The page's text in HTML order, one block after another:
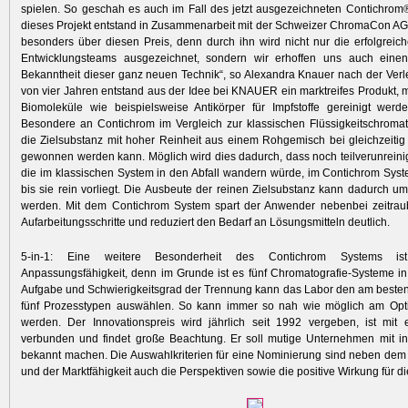
spielen. So geschah es auch im Fall des jetzt ausgezeichneten
dieses Projekt entstand in Zusammenarbeit mit der Schweizer ChromaCon
besonders über diesen Preis, denn durch ihn wird nicht nur die
Entwicklungsteams ausgezeichnet, sondern wir erhoffen uns auch
Bekanntheit dieser ganz neuen Technik“, so Alexandra Knauer nach der
von vier Jahren entstand aus der Idee bei KNAUER ein marktreifes Produkt,
Biomoleküle wie beispielsweise Antikörper für Impfstoffe gereinigt
Besondere an Contichrom im Vergleich zur klassischen
die Zielsubstanz mit hoher Reinheit aus einem Rohgemisch bei
gewonnen werden kann. Möglich wird dies dadurch, dass noch
die im klassischen System in den Abfall wandern würde, im Contichrom
bis sie rein vorliegt. Die Ausbeute der reinen Zielsubstanz kann dadurch
werden. Mit dem Contichrom System spart der Anwender nebenbei
Aufarbeitungsschritte und reduziert den Bedarf an Lösungsmitteln deutlich.
5-in-1: Eine weitere Besonderheit des Contichrom Systems
Anpassungsfähigkeit, denn im Grunde ist es fünf Chromatografie-Systeme
Aufgabe und Schwierigkeitsgrad der Trennung kann das Labor den am
fünf Prozesstypen auswählen. So kann immer so nah wie möglich am
werden. Der Innovationspreis wird jährlich seit 1992 vergeben, ist mit
verbunden und findet große Beachtung. Er soll mutige Unternehmen mit
bekannt machen. Die Auswahlkriterien für eine Nominierung sind neben
und der Marktfähigkeit auch die Perspektiven sowie die positive Wirkung für